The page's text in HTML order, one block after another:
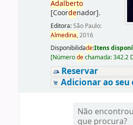
Adalberto
[Coordenador].
Editora:São Paulo:
Almedina,2016
Disponibilidade:Itens
[Númerodechamada:342.2
Reservar
Adicionar ao
Não
que procura?